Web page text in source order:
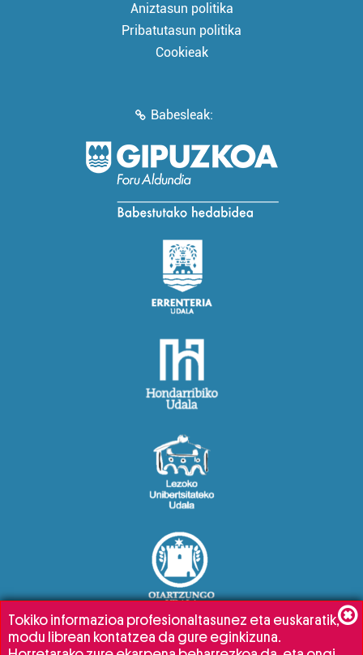
Aniztasun politika
Pribatutasun politika
Cookieak
Babesleak:
Tokiko informazioa profesionaltasunez eta euskaratik,
modu librean kontatzea da gure eginkizuna.